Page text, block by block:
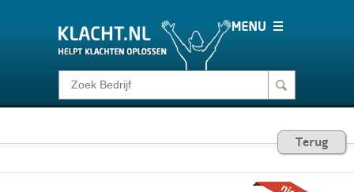
Klacht melden
Consumentenrecht Terug